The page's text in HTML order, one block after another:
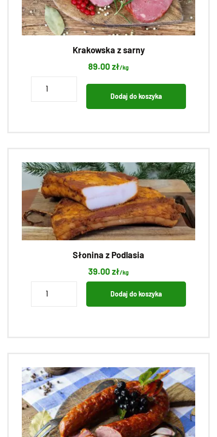
Krakowska z sarny
89.00zł/kg
Dodaj do koszyka
Słonina z Podlasia
39.00zł/kg
Dodaj do koszyka